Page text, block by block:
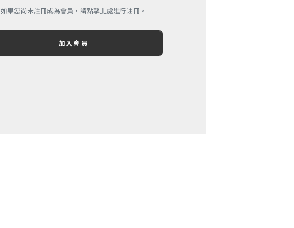
如果您尚未註冊成為會員，請點擊此處進行註冊。
加入會員